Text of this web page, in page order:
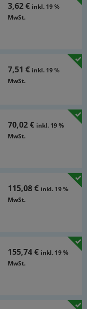
3,62 € inkl. 19 %
MwSt.
7,51 € inkl. 19 %
MwSt.
70,02 € inkl. 19 %
MwSt.
115,08 € inkl. 19 %
MwSt.
155,74 € inkl. 19 %
MwSt.